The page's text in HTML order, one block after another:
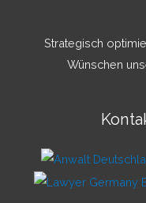
Strategisch
Wünschen